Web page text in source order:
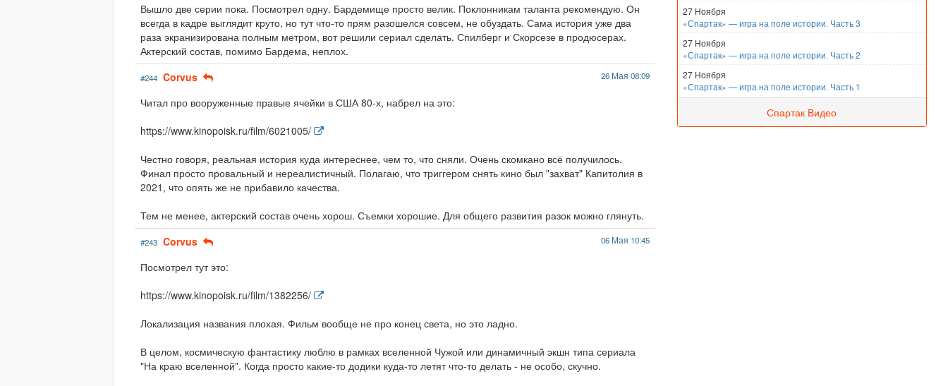
Вышло две серии пока. Посмотрел одну. Бардемище просто велик. Поклонникам таланта рекомендую. Он
всегда в кадре выглядит круто, но тут что-то прям разошелся совсем, не обуздать. Сама история уже два
раза экранизирована полным метром, вот решили сериал сделать. Спилберг и Скорсезе в продюсерах.
Актерский состав, помимо Бардема, неплох.
#244 Corvus 26 Мая 08:09
Читал про вооруженные правые ячейки в США 80-х, набрел на это:
https://www.kinopoisk.ru/film/6021005/
Честно говоря, реальная история куда интереснее, чем то, что сняли. Очень скомкано всё получилось.
Финал просто провальный и нереалистичный. Полагаю, что триггером снять кино был "захват" Капитолия в
2021, что опять же не прибавило качества.
Тем не менее, актерский состав очень хорош. Съемки хорошие. Для общего развития разок можно глянуть.
#243 Corvus 06 Мая 10:45
Посмотрел тут это:
https://www.kinopoisk.ru/film/1382256/
Локализация названия плохая. Фильм вообще не про конец света, но это ладно.
В целом, космическую фантастику люблю в рамках вселенной Чужой или динамичный экшн типа сериала
"На краю вселенной". Когда просто какие-то додики куда-то летят что-то делать - не особо, скучно.
27 Ноября
«Спартак» — игра на поле истории. Часть 3
27 Ноября
«Спартак» — игра на поле истории. Часть 2
27 Ноября
«Спартак» — игра на поле истории. Часть 1
Спартак Видео